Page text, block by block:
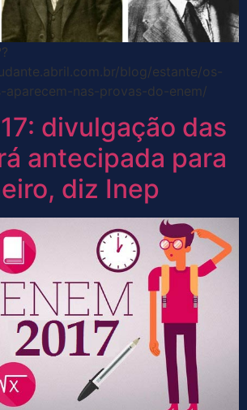
blog/estante/os-
aparecem-nas-provas-do-enem/
divulgação das
antecipada para
diz Inep